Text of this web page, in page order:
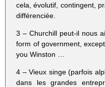
cela, évolutif, contingent,
différenciée.
3 – Churchill peut-il nous
form of government,
you Winston …
4 – Vieux singe (parfois
dans les grandes